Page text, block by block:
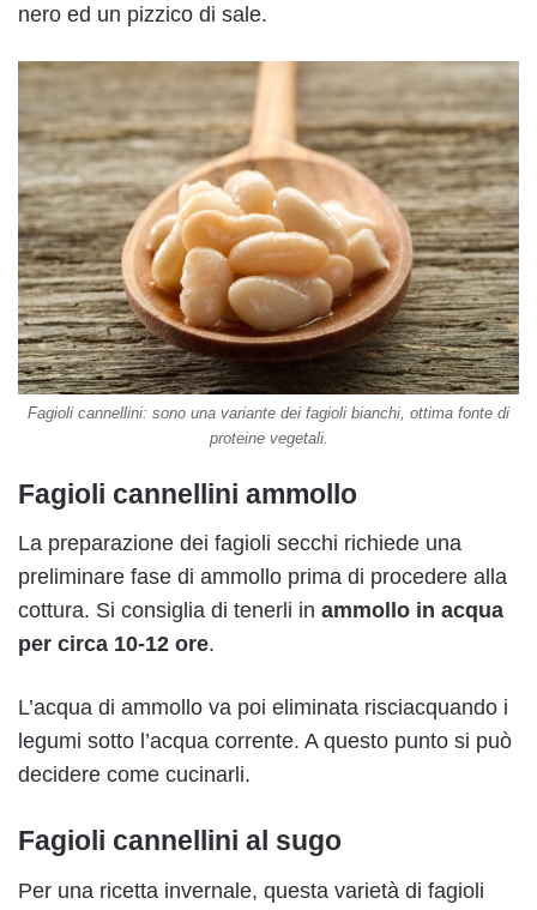
nero ed un pizzico di sale.
Fagioli cannellini: sono una variante dei fagioli bianchi, ottima fonte di
proteine vegetali.
Fagioli cannellini ammollo
La preparazione dei fagioli secchi richiede una
preliminare fase di ammollo prima di procedere alla
cottura. Si consiglia di tenerli in ammollo in acqua
per circa 10-12 ore.
L’acqua di ammollo va poi eliminata risciacquando i
legumi sotto l’acqua corrente. A questo punto si può
decidere come cucinarli.
Fagioli cannellini al sugo
Per una ricetta invernale, questa varietà di fagioli